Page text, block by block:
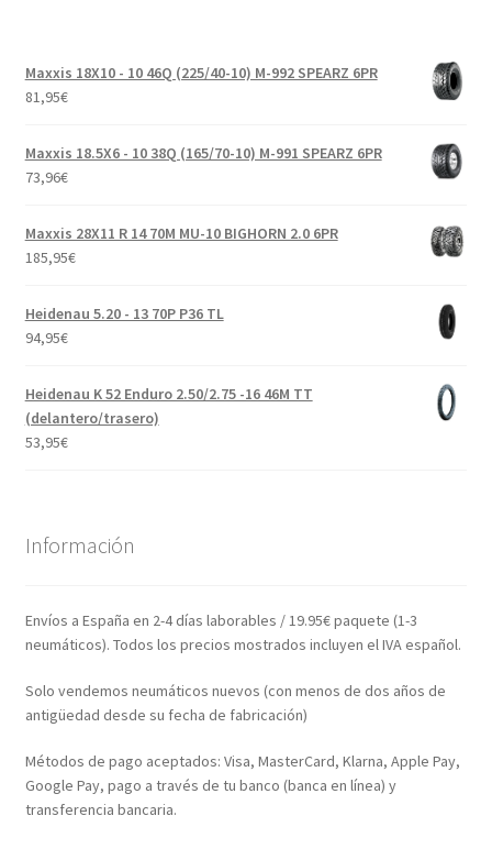
Maxxis 18X10 - 10 46Q (225/40-10) M-992 SPEARZ 6PR
81,95€
Maxxis 18.5X6 - 10 38Q (165/70-10) M-991 SPEARZ 6PR
73,96€
Maxxis 28X11 R 14 70M MU-10 BIGHORN 2.0 6PR
185,95€
Heidenau 5.20 - 13 70P P36 TL
94,95€
Heidenau K 52 Enduro 2.50/2.75 -16 46M TT
(delantero/trasero)
53,95€
Información
Envíos a España en 2-4 días laborables / 19.95€ paquete (1-3
neumáticos). Todos los precios mostrados incluyen el IVA español.
Solo vendemos neumáticos nuevos (con menos de dos años de
antigüedad desde su fecha de fabricación)
Métodos de pago aceptados: Visa, MasterCard, Klarna, Apple Pay,
Google Pay, pago a través de tu banco (banca en línea) y
transferencia bancaria.